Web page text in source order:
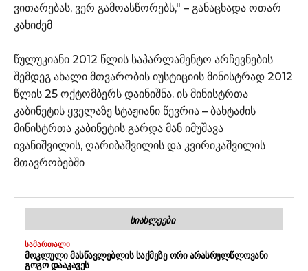
ვითარებას, ვერ გამოასწორებს," – განაცხადა ოთარ
კახიძემ
წულუკიანი 2012 წლის საპარლამენტო არჩევნების
შემდეგ ახალი მთვარობის იუსტიციის მინისტრად 2012
წლის 25 ოქტომბერს დაინიშნა. ის მინისტრთა
კაბინეტის ყველაზე სტაჟიანი წევრია – ბახტაძის
მინისტრთა კაბინეტის გარდა მან იმუშავა
ივანიშვილის, ღარიბაშვილის და კვირიკაშვილის
მთავრობებში
ᲡᲘᲐᲮᲚᲔᲔᲑᲘ
ᲡᲐᲛᲐᲠᲗᲐᲚᲘ
ᲛᲝᲙᲚᲣᲚᲘ ᲛᲐᲡᲬᲐᲕᲚᲔᲑᲚᲘᲡ ᲡᲐᲥᲛᲔᲖᲔ ᲝᲠᲘ ᲐᲠᲐᲡᲠᲣᲚᲬᲚᲝᲕᲐᲜᲘ
ᲒᲝᲒᲝ ᲓᲐᲐᲙᲐᲕᲔᲡ